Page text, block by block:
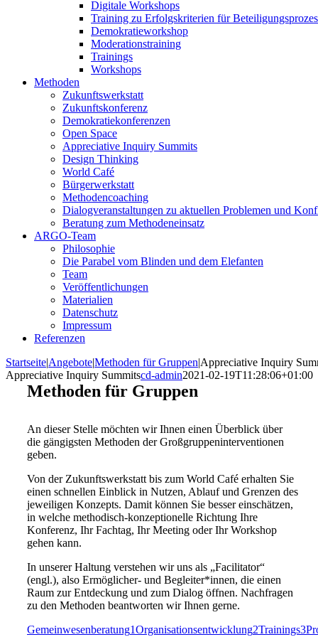
Digitale Workshops
Training zu Erfolgskriterien für
Demokratieworkshop
Moderationstraining
Trainings
Workshops
Methoden
Zukunftswerkstatt
Zukunftskonferenz
Demokratiekonferenzen
Open Space
Appreciative Inquiry Summits
Design Thinking
World Café
Bürgerwerkstatt
Methodencoaching
Dialogveranstaltungen zu aktuellen Problemen und
Beratung zum Methodeneinsatz
ARGO-Team
Philosophie
Die Parabel vom Blinden und dem Elefanten
Team
Veröffentlichungen
Materialien
Datenschutz
Impressum
Referenzen
Startseite|Angebote|Methoden für Gruppen|Appreciative Inquiry
Appreciative Inquiry Summitscd-admin2021-02-19T11:28:06+01:00
Methoden für Gruppen
An dieser Stelle möchten wir Ihnen einen Überblick über
die gängigsten Methoden der Großgruppeninterventionen
geben.
Von der Zukunftswerkstatt bis zum World Café erhalten Sie
einen schnellen Einblick in Nutzen, Ablauf und Grenzen des
jeweiligen Konzepts. Damit können Sie besser einschätzen,
in welche methodisch-konzeptionelle Richtung Ihre
Konferenz, Ihr Fachtag, Ihr Meeting oder Ihr Workshop
gehen kann.
In unserer Haltung verstehen wir uns als „Facilitator“
(engl.), also Ermöglicher- und Begleiter*innen, die einen
Raum zur Entdeckung und zum Dialog öffnen. Nachfragen
zu den Methoden beantworten wir Ihnen gerne.
Gemeinwesenberatung1Organisationsentwicklung2Trainings3